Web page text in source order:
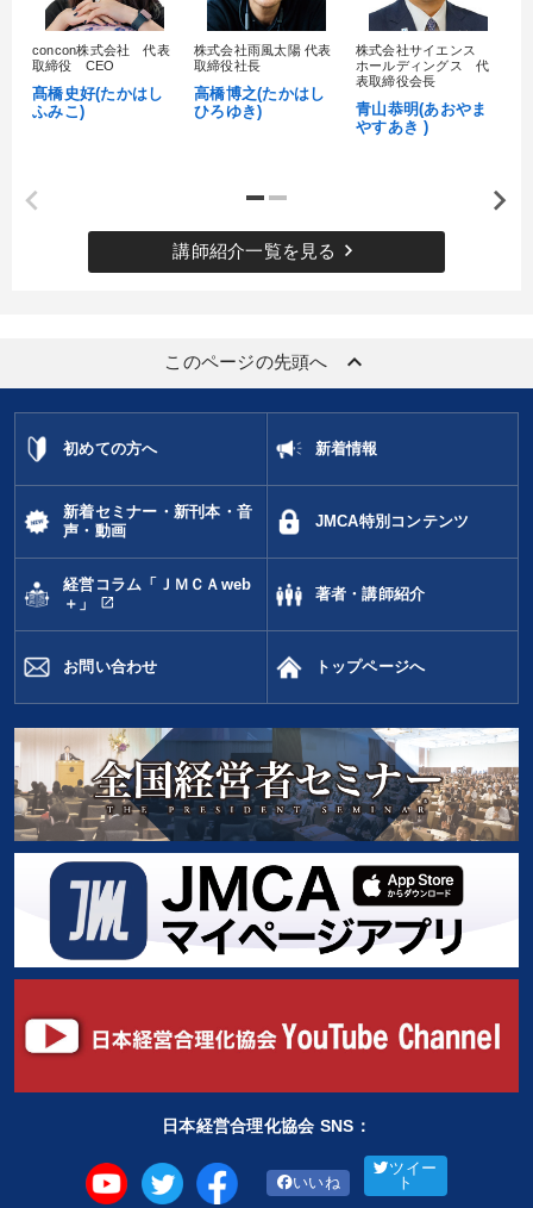
concon株式会社 代表
取締役 CEO
髙橋史好(たかはし
ふみこ)
株式会社雨風太陽 代表
取締役社長
高橋博之(たかはし
ひろゆき)
株式会社サイエンス
ホールディングス 代
表取締役会長
青山恭明(あおやま
やすあき )
講師紹介一覧を見る keyboard_arrow_right
このページの先頭へ keyboard_arrow_up
初めての方へ 新着情報
新着セミナー・新刊本・音
声・動画
JMCA特別コンテンツ
経営コラム「ＪＭＣＡweb
＋」
open_in_new
著者・講師紹介
お問い合わせ トップページへ
日本経営合理化協会 SNS：
いいね
ツイー
ト